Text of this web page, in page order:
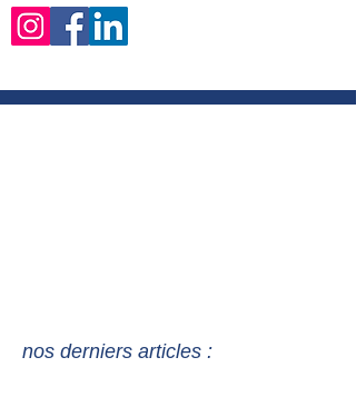
nos derniers articles :